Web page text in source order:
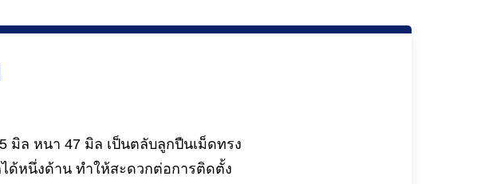
มิล หนา 47 มิล เป็นตลับลูกปืนเม็ดทรง
ด้หนึ่งด้าน ทำให้สะดวกต่อการติดตั้ง